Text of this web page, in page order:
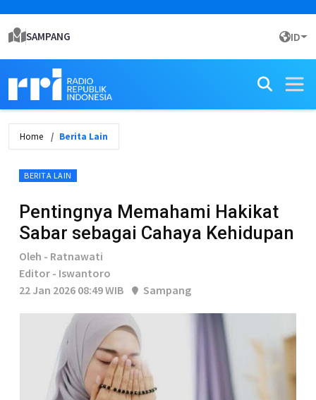
SAMPANG ID
Home Berita Lain
BERITA LAIN
Pentingnya Memahami Hakikat
Sabar sebagai Cahaya Kehidupan
Oleh - Ratnawati
Editor - Iswantoro
22 Jan 2026 08:49 WIB
Sampang